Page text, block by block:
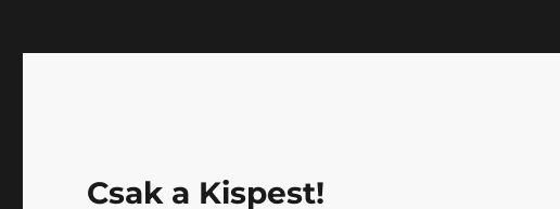
Csak a Kispest!